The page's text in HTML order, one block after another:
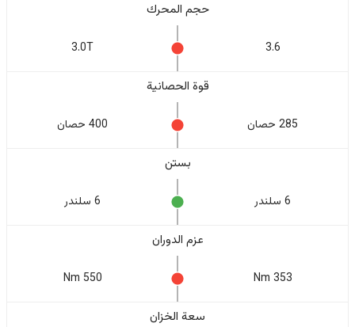
حجم المحرك
3.6
3.0T
قوة الحصانية
285 حصان 400 حصان
بستن
6 سلندر 6 سلندر
عزم الدوران
353 Nm
550 Nm
سعة الخزان